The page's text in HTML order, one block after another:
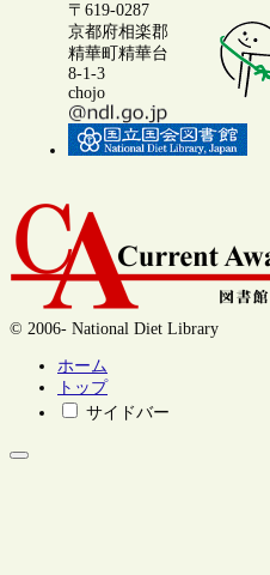
〒619-0287
京都府相楽郡
精華町精華台
8-1-3
chojo
© 2006- National Diet Library
ホーム
トップ
サイドバー